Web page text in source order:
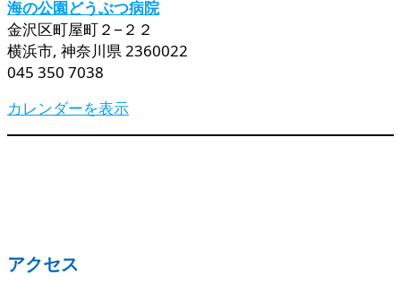
海の公園どうぶつ病院
金沢区町屋町２−２２
横浜市, 神奈川県2360022
045 350 7038
カレンダーを表示
アクセス